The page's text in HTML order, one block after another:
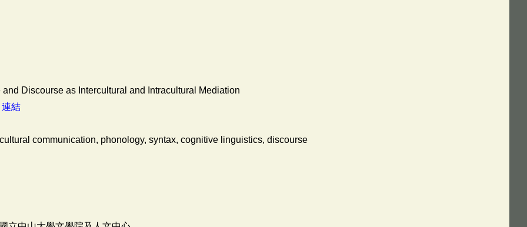
Discourse as Intercultural and Intracultural Mediation
連結
communication, phonology, syntax, cognitive linguistics, discourse